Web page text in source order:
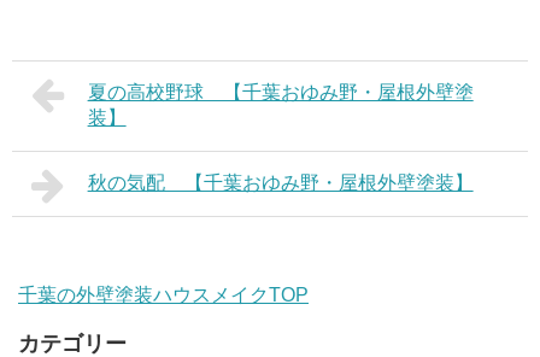
夏の高校野球 【千葉おゆみ野・屋根外壁塗
装】
秋の気配 【千葉おゆみ野・屋根外壁塗装】
千葉の外壁塗装ハウスメイクTOP
カテゴリー